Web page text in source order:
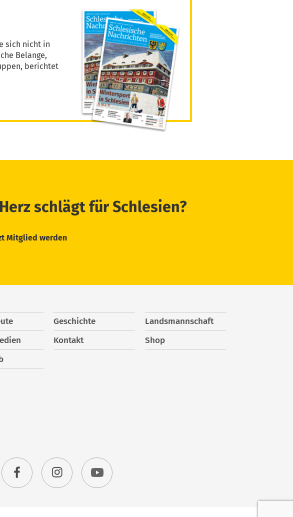
sich nicht in
Belange,
berichtet
schlägt für Schlesien?
Mitglied werden
Geschichte
Landsmannschaft
Kontakt
Shop